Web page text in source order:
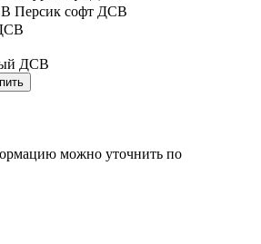
Персик софт ДСВ
ДСВ
можно уточнить по